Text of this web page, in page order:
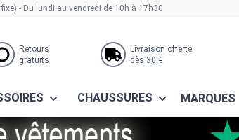
- Du lundi au vendredi de 10h à 17h30
Retours
gratuits
Livraison offerte
dès 30 €
CHAUSSURES MARQUES